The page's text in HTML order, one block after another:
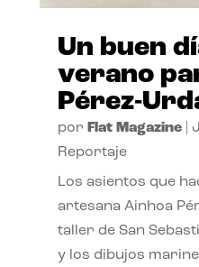
Un buen
verano
Pérez-
por Flat Magazine|
Reportaje
Los asientos que
artesana Ainhoa
taller de San
y los dibujos